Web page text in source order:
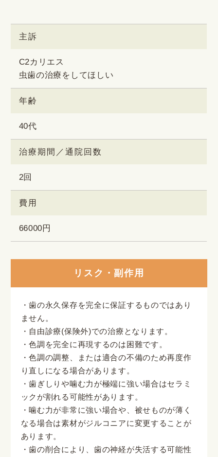
主訴
C2カリエス
虫歯の治療をしてほしい
年齢
40代
治療期間／ 通院回数
2回
費用
66000円
リスク・副作用
・歯の永久保存を完全に保証するものではあり
ません。
・自由診療(保険外)での治療となります。
・色調を完全に再現するのは困難です。
・色調の調整、または適合の不備のため再度作
り直しになる場合があります。
・歯ぎしりや噛む力が極端に強い場合はセラミ
ックが割れる可能性があります。
・噛む力が非常に強い場合や、被せものが薄く
なる場合は素材がジルコニアに変更することが
あります。
・歯の削合により、歯の神経が失活する可能性